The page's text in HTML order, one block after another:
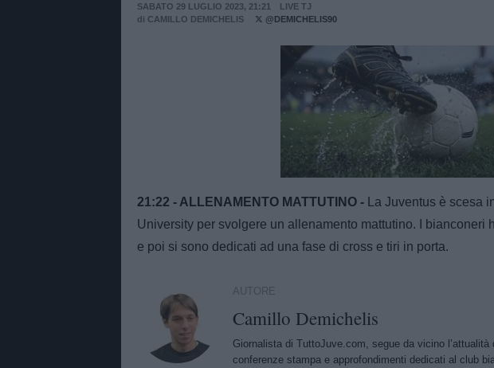
SABATO 29 LUGLIO 2023, 21:21
LIVE TJ
di CAMILLO DEMICHELIS @DEMICHELIS90
Unmute
Loaded:
100.00%
21:22 - ALLENAMENTO MATTUTINO -
La Juventus è scesa
University per svolgere un allenamento mattutino. I bianconeri
e poi si sono dedicati ad una fase di cross e tiri in porta.
AUTORE
Camillo Demichelis
Giornalista di TuttoJuve.com, segue da vicino l’attualità
conferenze stampa e approfondimenti dedicati al club